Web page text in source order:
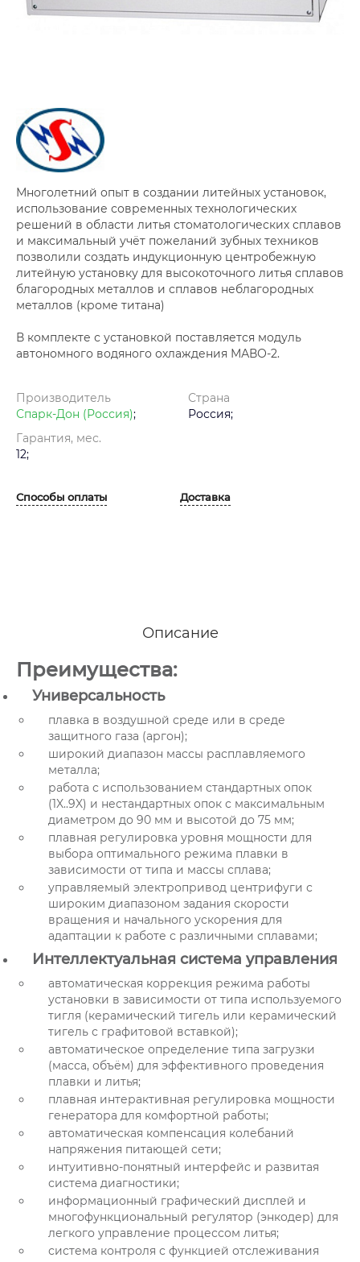
Многолетний опыт в создании литейных установок,
использование современных технологических
решений в области литья стоматологических сплавов
и максимальный учёт пожеланий зубных техников
позволили создать индукционную центробежную
литейную установку для высокоточного литья сплавов
благородных металлов и сплавов неблагородных
металлов (кроме титана)
В комплекте с установкой поставляется модуль
автономного водяного охлаждения МАВО-2.
Производитель
Спарк-Дон (Россия);
Страна
Россия;
Гарантия, мес.
12;
Способы оплаты Доставка
Описание
Преимущества:
Универсальность
плавка в воздушной среде или в среде
защитного газа (аргон);
широкий диапазон массы расплавляемого
металла;
работа с использованием стандартных опок
(1X..9X) и нестандартных опок с максимальным
диаметром до 90 мм и высотой до 75 мм;
плавная регулировка уровня мощности для
выбора оптимального режима плавки в
зависимости от типа и массы сплава;
управляемый электропривод центрифуги с
широким диапазоном задания скорости
вращения и начального ускорения для
адаптации к работе с различными сплавами;
Интеллектуальная система управления
автоматическая коррекция режима работы
установки в зависимости от типа используемого
тигля (керамический тигель или керамический
тигель с графитовой вставкой);
автоматическое определение типа загрузки
(масса, объём) для эффективного проведения
плавки и литья;
плавная интерактивная регулировка мощности
генератора для комфортной работы;
автоматическая компенсация колебаний
напряжения питающей сети;
интуитивно-понятный интерфейс и развитая
система диагностики;
информационный графический дисплей и
многофункциональный регулятор (энкодер) для
легкого управление процессом литья;
система контроля с функцией отслеживания